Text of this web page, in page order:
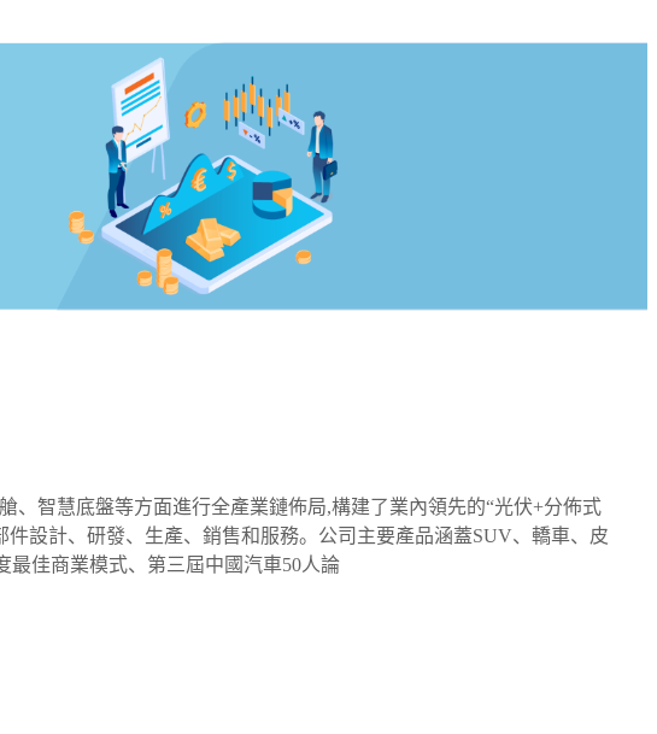
智慧底盤等方面進行全產業鏈佈局,構建了業內領先的“光伏+分佈式
設計、研發、生產、銷售和服務。公司主要產品涵蓋SUV、轎車、皮
最佳商業模式、第三屆中國汽車50人論